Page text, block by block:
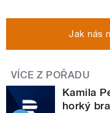
Jak nás
VÍCE Z POŘADU
Kamila
horký